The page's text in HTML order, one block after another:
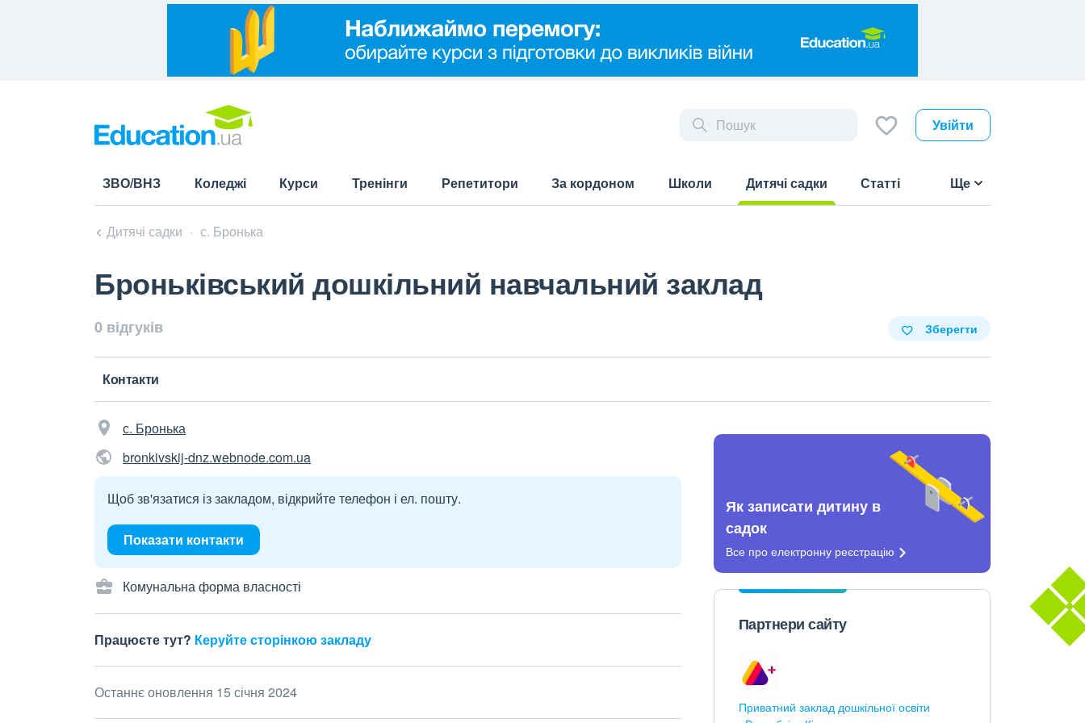
Увійти
ЗВО/ВНЗ Коледжі Курси Тренінги Репетитори За кордоном Школи
Дитячі садки
Статті Ще
Дитячі садки с. Бронька
Броньківський дошкільний навчальний заклад
0 відгуків Зберегти
Контакти
с. Бронька
bronkivskij-dnz.webnode.com.ua
Щоб зв'язатися із закладом, відкрийте телефон і ел. пошту.
Показати контакти
Комунальна форма власності
Працюєте тут? Керуйте сторінкою закладу
Останнє оновлення 15 січня 2024
Як записати дитину в
садок
Все про електронну реєстрацію
Партнери сайту
Приватний заклад дошкільної освіти